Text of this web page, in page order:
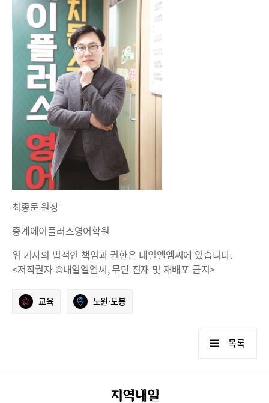
최종문 원장
중계에이플러스영어학원
위 기사의 법적인 책임과 권한은 내일엘엠씨에 있습니다.
<저작권자 ©내일엘엠씨, 무단 전재 및 재배포 금지>
교육 노원·도봉
목록